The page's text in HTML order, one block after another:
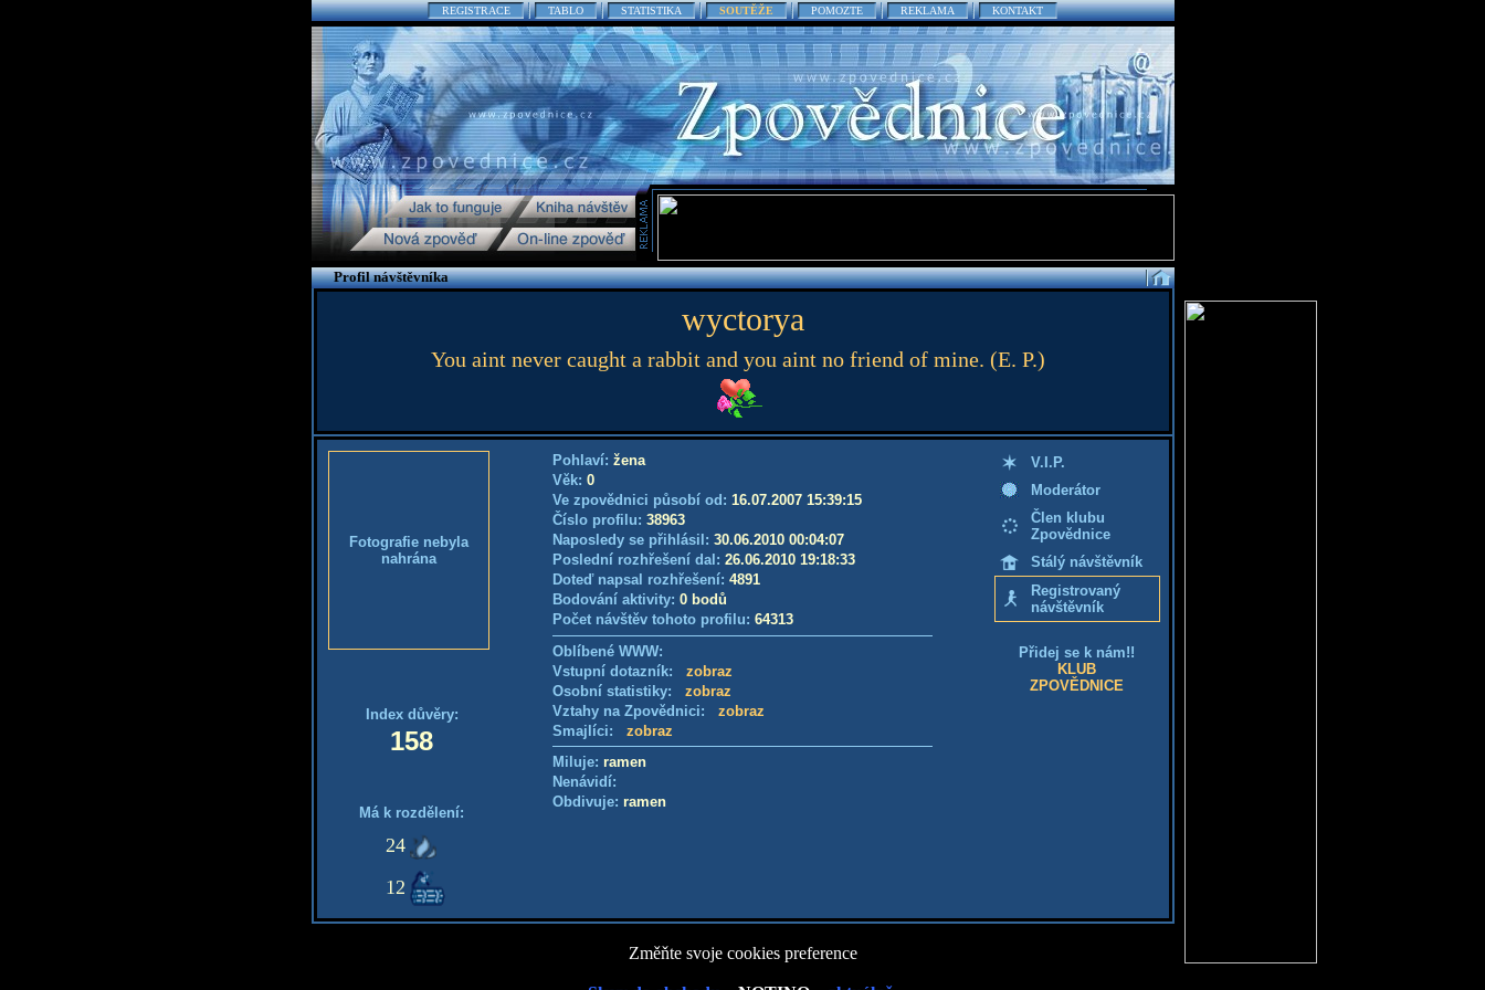
REGISTRACE TABLO STATISTIKA SOUTĚŽE POMOZTE REKLAMA KONTAKT
Profil návštěvníka
wyctorya
You aint never caught a rabbit and you aint no friend of mine. (E. P.)
Fotografie nebyla
nahrána
Index důvěry:
158
Má k rozdělení:
24
12
Pohlaví: žena
Věk: 0
Ve zpovědnici působí od: 16.07.2007 15:39:15
Číslo profilu: 38963
Naposledy se přihlásil: 30.06.2010 00:04:07
Poslední rozhřešení dal: 26.06.2010 19:18:33
Doteď napsal rozhřešení: 4891
Bodování aktivity: 0 bodů
Počet návštěv tohoto profilu: 64313
Oblíbené WWW:
Vstupní dotazník: zobraz
Osobní statistiky: zobraz
Vztahy na Zpovědnici: zobraz
Smajlíci: zobraz
Miluje: ramen
Nenávidí:
Obdivuje: ramen
V.I.P.
Moderátor
Člen klubu
Zpovědnice
Stálý návštěvník
Registrovaný
návštěvník
Přidej se k nám!!
KLUB
ZPOVĚDNICE
Změňte svoje cookies preference